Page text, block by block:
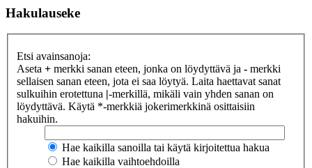
Hakulauseke
Etsi avainsanoja:
Aseta + merkki sanan eteen, jonka on löydyttävä ja - merkki
sellaisen sanan eteen, jota ei saa löytyä. Laita haettavat sanat
sulkuihin erotettuna |-merkillä, mikäli vain yhden sanan on
löydyttävä. Käytä *-merkkiä jokerimerkkinä osittaisiin
hakuihin.
Hae kaikilla sanoilla tai käytä kirjoitettua hakua
Hae kaikilla vaihtoehdoilla